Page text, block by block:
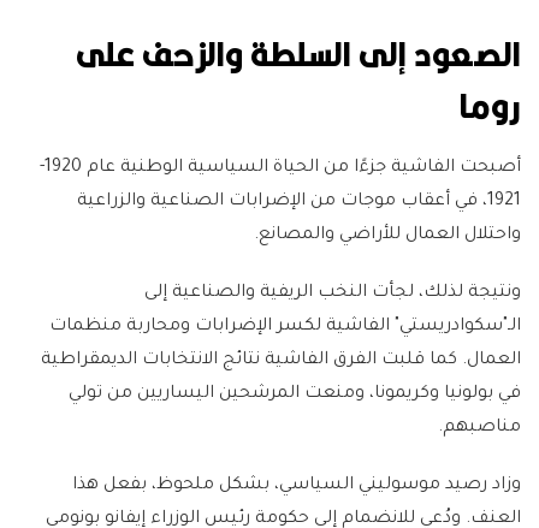
الصعود إلى السلطة والزحف على
روما
أصبحت الفاشية جزءًا من الحياة السياسية الوطنية عام 1920-
1921، في أعقاب موجات من الإضرابات الصناعية والزراعية
واحتلال العمال للأراضي والمصانع.
ونتيجة لذلك، لجأت النخب الريفية والصناعية إلى
الـ"سكوادريستي" الفاشية لكسر الإضرابات ومحاربة منظمات
العمال. كما قلبت الفرق الفاشية نتائج الانتخابات الديمقراطية
في بولونيا وكريمونا، ومنعت المرشحين اليساريين من تولي
مناصبهم.
وزاد رصيد موسوليني السياسي، بشكل ملحوظ، بفعل هذا
العنف. ودُعي للانضمام إلى حكومة رئيس الوزراء إيفانو بونومي